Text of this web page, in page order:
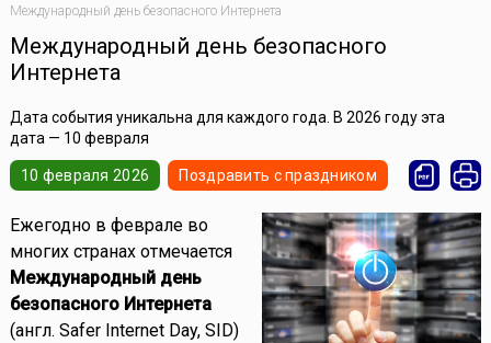
Международный день безопасного Интернета
Международный день безопасного
Интернета
Дата события уникальна для каждого года. В 2026 году эта
дата — 10 февраля
10 февраля 2026 Поздравить с праздником
Ежегодно в феврале во
многих странах отмечается
Международный день
безопасного Интернета
(англ. Safer Internet Day, SID)